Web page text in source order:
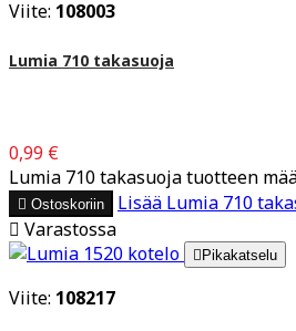
Viite: 108003
Lumia 710 takasuoja
0,99 €
Lumia 710 takasuoja tuotteen
 Ostoskoriin Lisää Lumia 710
 Varastossa
 Pikakatselu
Viite: 108217